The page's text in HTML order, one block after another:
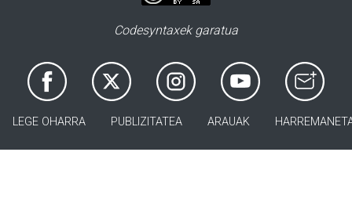
Codesyntaxek garatua
LEGE OHARRA PUBLIZITATEA ARAUAK